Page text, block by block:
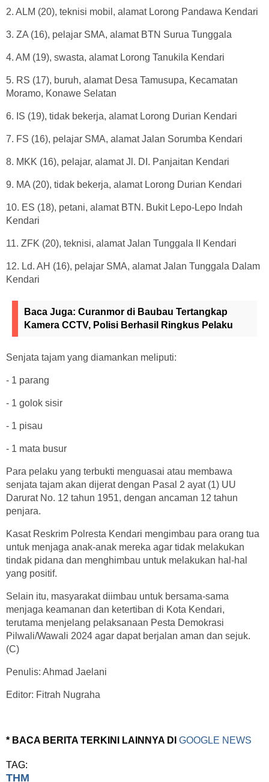
2. ALM (20), teknisi mobil, alamat Lorong Pandawa Kendari
3. ZA (16), pelajar SMA, alamat BTN Surua Tunggala
4. AM (19), swasta, alamat Lorong Tanukila Kendari
5. RS (17), buruh, alamat Desa Tamusupa, Kecamatan
Moramo, Konawe Selatan
6. IS (19), tidak bekerja, alamat Lorong Durian Kendari
7. FS (16), pelajar SMA, alamat Jalan Sorumba Kendari
8. MKK (16), pelajar, alamat Jl. DI. Panjaitan Kendari
9. MA (20), tidak bekerja, alamat Lorong Durian Kendari
10. ES (18), petani, alamat BTN. Bukit Lepo-Lepo Indah
Kendari
11. ZFK (20), teknisi, alamat Jalan Tunggala II Kendari
12. Ld. AH (16), pelajar SMA, alamat Jalan Tunggala Dalam
Kendari
Baca Juga: Curanmor di Baubau Tertangkap
Kamera CCTV, Polisi Berhasil Ringkus Pelaku
Senjata tajam yang diamankan meliputi:
- 1 parang
- 1 golok sisir
- 1 pisau
- 1 mata busur
Para pelaku yang terbukti menguasai atau membawa
senjata tajam akan dijerat dengan Pasal 2 ayat (1) UU
Darurat No. 12 tahun 1951, dengan ancaman 12 tahun
penjara.
Kasat Reskrim Polresta Kendari mengimbau para orang tua
untuk menjaga anak-anak mereka agar tidak melakukan
tindak pidana dan menghimbau untuk melakukan hal-hal
yang positif.
Selain itu, masyarakat diimbau untuk bersama-sama
menjaga keamanan dan ketertiban di Kota Kendari,
terutama menjelang pelaksanaan Pesta Demokrasi
Pilwali/Wawali 2024 agar dapat berjalan aman dan sejuk.
(C)
Penulis: Ahmad Jaelani
Editor: Fitrah Nugraha
* BACA BERITA TERKINI LAINNYA DI GOOGLE NEWS
TAG:
THM